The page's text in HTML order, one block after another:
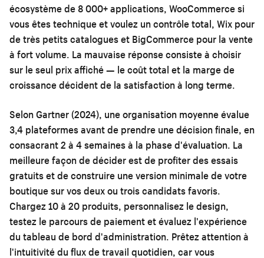
écosystème de 8 000+ applications, WooCommerce si
vous êtes technique et voulez un contrôle total, Wix pour
de très petits catalogues et BigCommerce pour la vente
à fort volume. La mauvaise réponse consiste à choisir
sur le seul prix affiché — le coût total et la marge de
croissance décident de la satisfaction à long terme.
Selon Gartner (2024), une organisation moyenne évalue
3,4 plateformes avant de prendre une décision finale, en
consacrant 2 à 4 semaines à la phase d'évaluation. La
meilleure façon de décider est de profiter des essais
gratuits et de construire une version minimale de votre
boutique sur vos deux ou trois candidats favoris.
Chargez 10 à 20 produits, personnalisez le design,
testez le parcours de paiement et évaluez l'expérience
du tableau de bord d'administration. Prêtez attention à
l'intuitivité du flux de travail quotidien, car vous